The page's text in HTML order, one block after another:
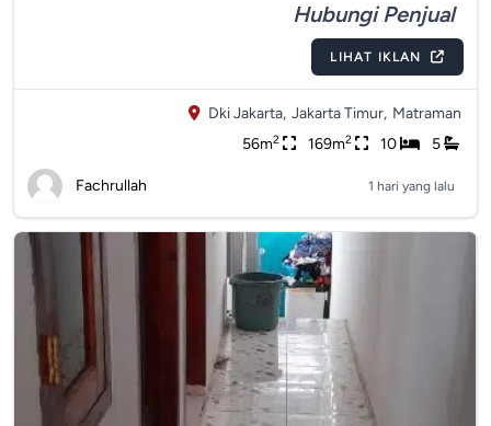
Hubungi Penjual
LIHAT IKLAN
Dki Jakarta, Jakarta Timur, Matraman
56m2 169m2 10 5
Fachrullah 1 hari yang lalu